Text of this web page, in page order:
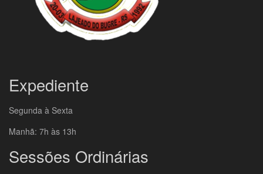
Expediente
Segunda à Sexta
Manhã: 7h às 13h
Sessões Ordinárias